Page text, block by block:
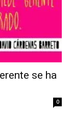
se ha
0